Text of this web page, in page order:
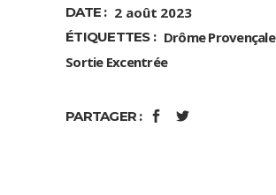
DATE : 2 août 2023
ÉTIQUETTES : Drôme Provençale
Sortie Excentrée
PARTAGER :